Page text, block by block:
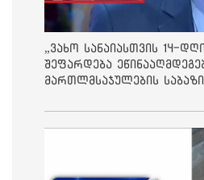
„ვახო სანაიასთვის 14-
შეფარდება
მართლმსაჯულების